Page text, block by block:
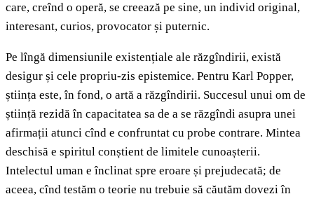
care, creînd o operă, se creează pe sine, un individ original,
interesant, curios, provocator și puternic.
Pe lîngă dimensiunile existențiale ale răzgîndirii, există
desigur și cele propriu-zis epistemice. Pentru Karl Popper,
știința este, în fond, o artă a răzgîndirii. Succesul unui om de
știință rezidă în capacitatea sa de a se răzgîndi asupra unei
afirmații atunci cînd e confruntat cu probe contrare. Mintea
deschisă e spiritul conștient de limitele cunoașterii.
Intelectul uman e înclinat spre eroare și prejudecată; de
aceea, cînd testăm o teorie nu trebuie să căutăm dovezi în